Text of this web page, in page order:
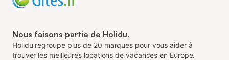
Nous faisons partie de Holidu.
Holidu regroupe plus de 20 marques pour vous aider à
trouver les meilleures locations de vacances en Europe.